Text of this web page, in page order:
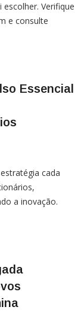
Verifique
e consulte
Essencial
cada
a inovação.